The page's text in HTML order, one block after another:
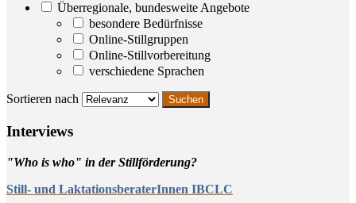
Überregionale, bundesweite Angebote
besondere Bedürfnisse
Online-Stillgruppen
Online-Stillvorbereitung
verschiedene Sprachen
Sortieren nach
Inter­views
"Who is who" in der Stillförderung?
Still- und LaktationsberaterInnen IBCLC